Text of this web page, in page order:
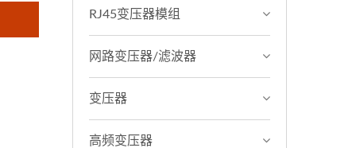
RJ45变压器模组
网路变压器/滤波器
变压器
高频变压器